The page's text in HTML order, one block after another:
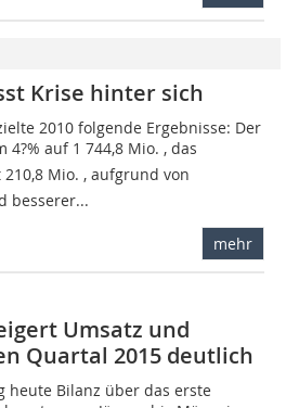
Krise hinter sich
2010 folgende Ergebnisse: Der
auf 1 744,8 Mio. , das
Mio. , aufgrund von
besserer...
mehr
Umsatz und
Quartal 2015 deutlich
heute Bilanz über das erste